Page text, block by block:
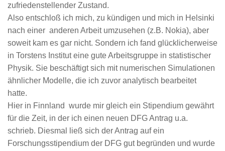
zufriedenstellender Zustand.
Also entschloß ich mich, zu kündigen und mich in Helsinki
nach einer anderen Arbeit umzusehen (z.B. Nokia), aber
soweit kam es gar nicht. Sondern ich fand glücklicherweise
in Torstens Institut eine gute Arbeitsgruppe in statistischer
Physik. Sie beschäftigt sich mit numerischen Simulationen
ähnlicher Modelle, die ich zuvor analytisch bearbeitet
hatte.
Hier in Finnland wurde mir gleich ein Stipendium gewährt
für die Zeit, in der ich einen neuen DFG Antrag u.a.
schrieb. Diesmal ließ sich der Antrag auf ein
Forschungsstipendium der DFG gut begründen und wurde